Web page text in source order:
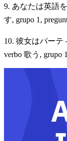
9. あなたは英語を
す, grupo 1,
10. 彼女はパーテ
verbo 歌う, grupo